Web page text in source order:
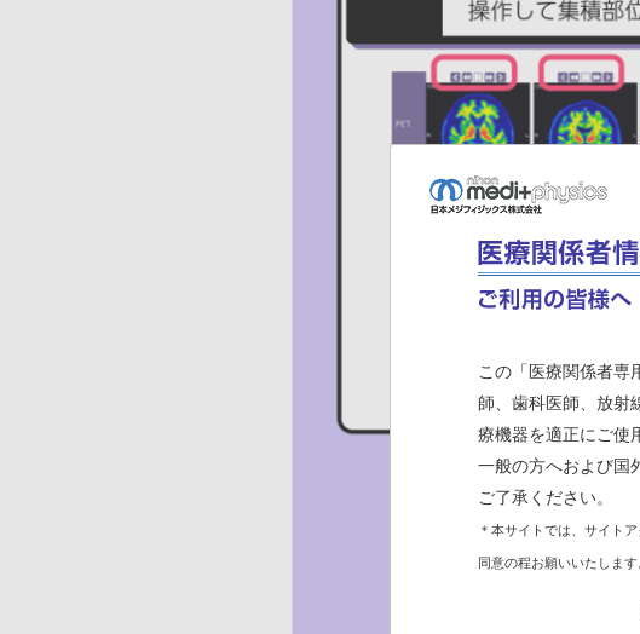
この「医療関係者専
師、歯科医師、放射
療機器を適正にご使
一般の方へおよび国
ご了承ください。
＊本サイトでは、サイト
同意の程お願いいたします